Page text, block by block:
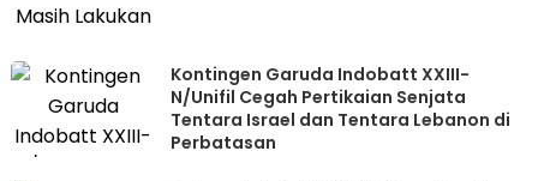
Kontingen Garuda Indobatt XXIII-
N/Unifil Cegah Pertikaian Senjata
Tentara Israel dan Tentara Lebanon di
Perbatasan